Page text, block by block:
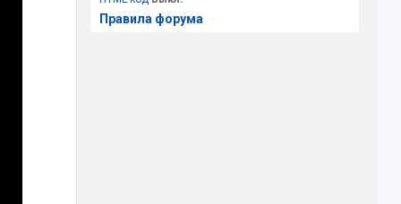
Правила форума